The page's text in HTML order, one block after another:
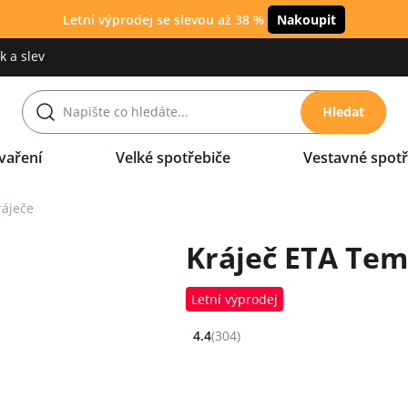
Letní výprodej se slevou až 38 % Nakoupit
a slev
Hledat
Velké spotřebiče Vestavné
Kráječ ETA
Letní výprodej
Hodnocení: 4.4 z 5 (304 recenzí)
4.4(304)